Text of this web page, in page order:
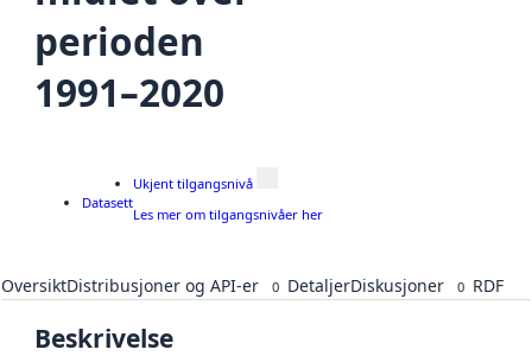
perioden
1991–2020
Datasett
Ukjent tilgangsnivå
Les mer om tilgangsnivåer her
OversiktDistribusjoner og API-er 0 DetaljerDiskusjoner 0 RDF
Beskrivelse